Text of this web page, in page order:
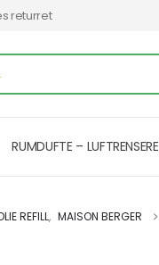
returret
RUMDUFTE –
REFILL, MAISON BERGER